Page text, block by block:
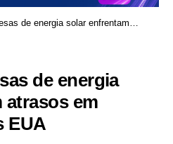
de energia solar enfrentam
de energia
atrasos em
EUA